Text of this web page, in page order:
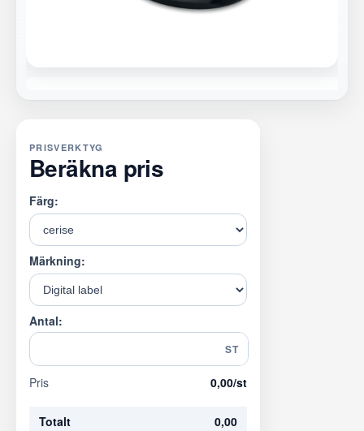
PRISVERKTYG
Beräkna pris
Färg:
Märkning:
Antal:
ST
Pris 0,00/st
Totalt 0,00